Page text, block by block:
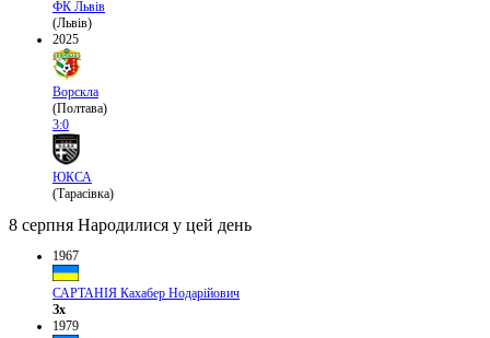
ФК Львів
(Львів)
2025
Ворскла
(Полтава)
3:0
ЮКСА
(Тарасівка)
8 серпня Народилися у цей день
1967
САРТАНІЯ Кахабер Нодарійович
Зх
1979